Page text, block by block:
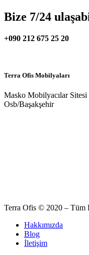
Bize 7/24
+090 212 675 25 20
Terra Ofis Mobilyaları
Masko Mobilyacılar
Osb/Başakşehir
Terra Ofis © 2020 – Tüm
Hakkımızda
Blog
İletişim